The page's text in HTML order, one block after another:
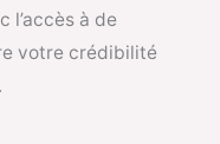
l’accès à de
votre crédibilité